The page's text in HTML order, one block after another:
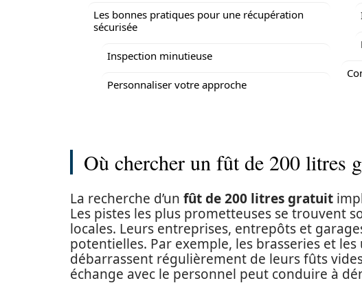
Les bonnes pratiques pour une récupération
sécurisée
Inspection minutieuse
Personnaliser votre approche
Où chercher un fût de 200 litres
La recherche d’un fût de 200 litres gratuit
Les pistes les plus prometteuses se trouvent
locales. Leurs entreprises, entrepôts et
potentielles. Par exemple, les brasseries et
débarrassent régulièrement de leurs fûts
échange avec le personnel peut conduire à